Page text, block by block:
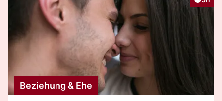
Beziehung & Ehe